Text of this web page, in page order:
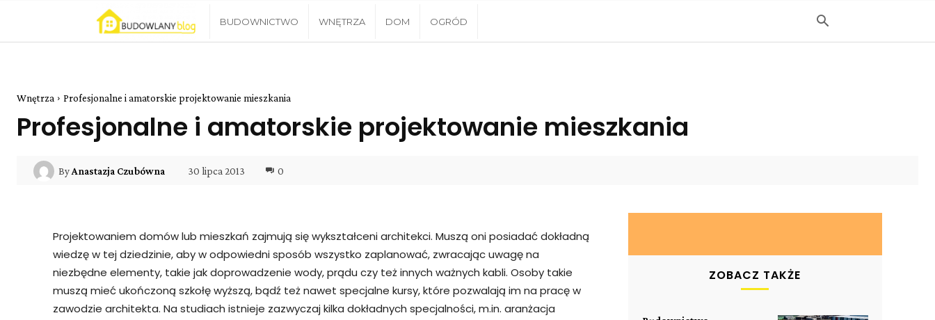
Blog
BUDOWNICTWO WNĘTRZA DOM OGRÓD
Wnętrza Profesjonalne i amatorskie projektowanie mieszkania
Profesjonalne i amatorskie projektowanie mieszkania
ByAnastazja Czubówna 30 lipca 2013 0
Projektowaniem domów lub mieszkań zajmują się wykształceni architekci. Muszą oni posiadać dokładną
wiedzę w tej dziedzinie, aby w odpowiedni sposób wszystko zaplanować, zwracając uwagę na
niezbędne elementy, takie jak doprowadzenie wody, prądu czy też innych ważnych kabli. Osoby takie
muszą mieć ukończoną szkołę wyższą, bądź też nawet specjalne kursy, które pozwalają im na pracę w
zawodzie architekta. Na studiach istnieje zazwyczaj kilka dokładnych specjalności, m.in. aranżacja
ZOBACZ TAKŻE